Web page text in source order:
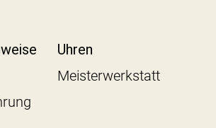
Uhren
Meisterwerkstatt